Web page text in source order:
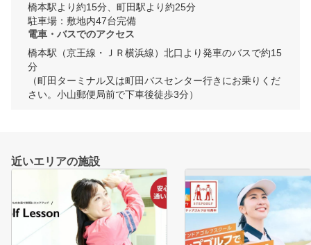
橋本駅より約15分、町田駅より約25分
駐車場：敷地内47台完備
電車・バスでのアクセス
橋本駅（京王線・ＪＲ横浜線）北口より発車のバスで約15
分
（町田ターミナル又は町田バスセンター行きにお乗りくだ
さい。小山郵便局前で下車後徒歩3分）
近いエリアの施設